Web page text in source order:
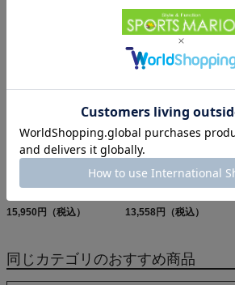
6,600円（税込）
パタゴニア レフュジオ・
PATAGONIA REFUGIO
15,950円（税込）
パタゴニア フーディニ・
MS HOUDINI JKT
13,558円（税込）
同じカテゴリのおすすめ商品